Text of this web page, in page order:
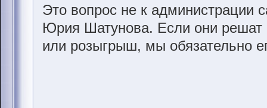
Это вопрос не к администрации
Юрия Шатунова. Если они решат
или розыгрыш, мы обязательно